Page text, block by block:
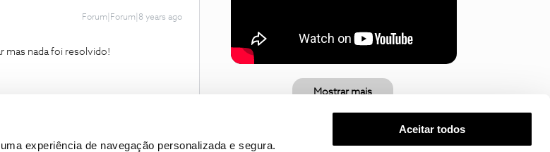
experiência de navegação personalizada e segura.
Aceitar todos
Forum|Forum|8 years ago
mas nada foi resolvido!
Mostrar mais